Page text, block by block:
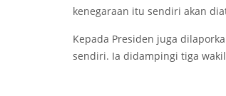
kenegaraan itu sendiri akan
Kepada Presiden juga
sendiri. Ia didampingi tiga